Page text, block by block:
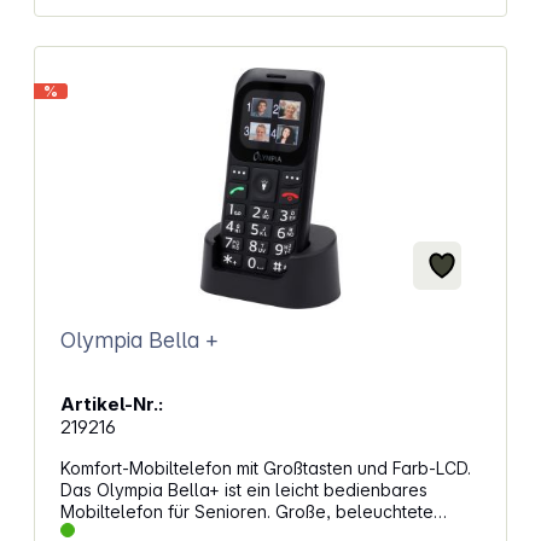
cm Gewicht Mobilteil: 130 g Abmessungen
%
Olympia Bella +
Artikel-Nr.:
219216
Komfort-Mobiltelefon mit Großtasten und Farb-LCD.
Das Olympia Bella+ ist ein leicht bedienbares
Mobiltelefon für Senioren. Große, beleuchtete
Tasten, ein gut lesbares Display und eine laute,